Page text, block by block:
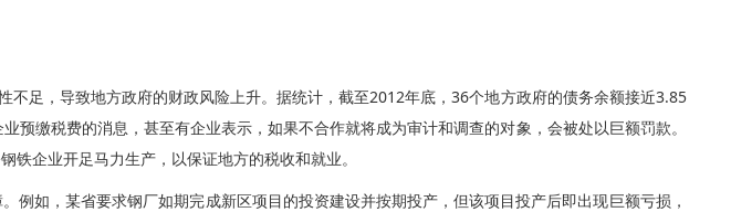
足，导致地方政府的财政风险上升。据统计，截至2012年底，36个地方政府的债务余额接近3.85
缴税费的消息，甚至有企业表示，如果不合作就将成为审计和调查的对象，会被处以巨额罚款。
企业开足马力生产，以保证地方的税收和就业。
如，某省要求钢厂如期完成新区项目的投资建设并按期投产，但该项目投产后即出现巨额亏损，